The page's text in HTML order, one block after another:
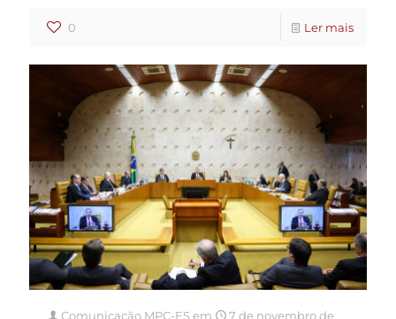
0 Ler mais
Comunicação MPC-ESem 7 de novembro de